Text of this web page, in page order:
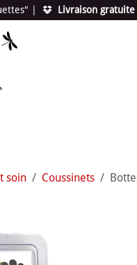
Livraison gratuite
soin Coussinets